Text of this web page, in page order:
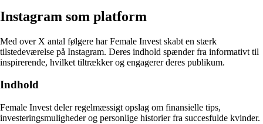
Instagram som platform
Med over X antal følgere har Female Invest skabt en stærk
tilstedeværelse på Instagram. Deres indhold spænder fra informativt til
inspirerende, hvilket tiltrækker og engagerer deres publikum.
Indhold
Female Invest deler regelmæssigt opslag om finansielle tips,
investeringsmuligheder og personlige historier fra succesfulde kvinder.